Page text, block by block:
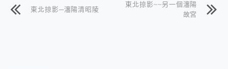
東北掠影─瀋陽清昭陵
東北掠影~~另一個瀋陽
故宮